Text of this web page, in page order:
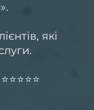
які